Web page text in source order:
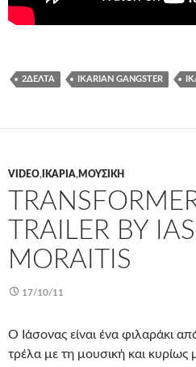
2ΔΕΛΤΑ IKARIAN GANGSTER
VIDEO, ΙΚΑΡΊΑ,ΜΟΥΣΙΚΉ
TRAILER BY
MORAITIS
17/10/11
Ο Ιάσονας είναι ένα φιλαράκι
τρέλα με τη μουσική και